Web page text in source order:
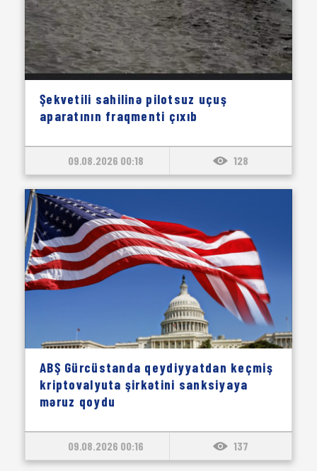
Şekvetili sahilinə pilotsuz uçuş
aparatının fraqmenti çıxıb
09.08.2026 00:18 128
ABŞ Gürcüstanda qeydiyyatdan keçmiş
kriptovalyuta şirkətini sanksiyaya
məruz qoydu
09.08.2026 00:16 137